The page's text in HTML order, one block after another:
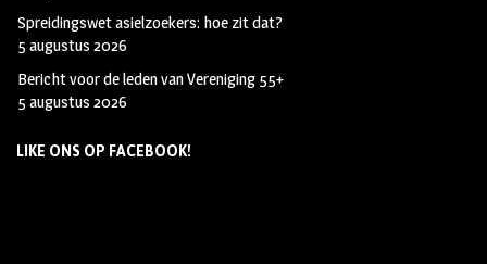
Spreidingswet asielzoekers: hoe zit dat?
5 augustus 2026
Bericht voor de leden van Vereniging 55+
5 augustus 2026
LIKE ONS OP FACEBOOK!